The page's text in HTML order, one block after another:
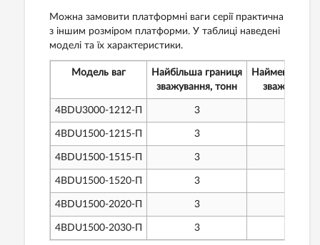
Можна замовити платформні ваги серії практична
з іншим розміром платформи. У таблиці наведені
моделі та їх характеристики.
Модель ваг
Найбільша границя
зважування, тонн
Найменша
зважування,
4BDU3000-1212-П 3
4BDU1500-1215-П 3
4BDU1500-1515-П 3
4BDU1500-1520-П 3
4BDU1500-2020-П 3
4BDU1500-2030-П 3